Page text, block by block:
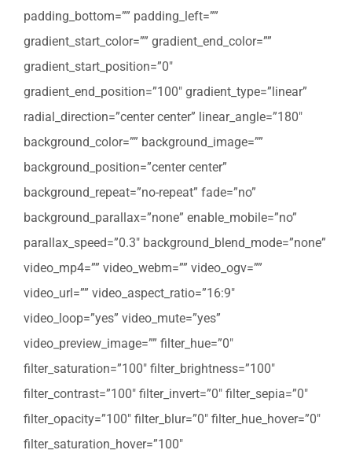
padding_bottom=”” padding_left=””
gradient_start_color=”” gradient_end_color=””
gradient_start_position=”0″
gradient_end_position=”100″ gradient_type=”linear”
radial_direction=”center center” linear_angle=”180″
background_color=”” background_image=””
background_position=”center center”
background_repeat=”no-repeat” fade=”no”
background_parallax=”none” enable_mobile=”no”
parallax_speed=”0.3″ background_blend_mode=”none”
video_mp4=”” video_webm=”” video_ogv=””
video_url=”” video_aspect_ratio=”16:9″
video_loop=”yes” video_mute=”yes”
video_preview_image=”” filter_hue=”0″
filter_saturation=”100″ filter_brightness=”100″
filter_contrast=”100″ filter_invert=”0″ filter_sepia=”0″
filter_opacity=”100″ filter_blur=”0″ filter_hue_hover=”0″
filter_saturation_hover=”100″